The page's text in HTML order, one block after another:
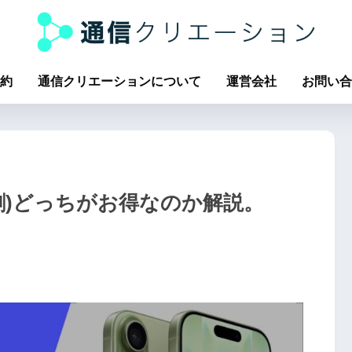
通信クリエーションについて 運営会社 お問い
っちがお得なのか解説。